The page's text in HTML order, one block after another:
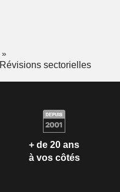
Révisions sectorielles
+ de 20 ans
à vos côtés